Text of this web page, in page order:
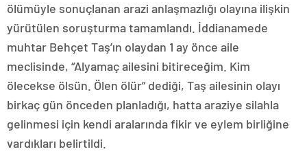
ölümüyle sonuçlanan arazi anlaşmazlığı olayına ilişkin
yürütülen soruşturma tamamlandı. İddianamede
muhtar Behçet Taş’ın olaydan 1 ay önce aile
meclisinde, “Alyamaç ailesini bitireceğim. Kim
ölecekse ölsün. Ölen ölür” dediği, Taş ailesinin olayı
birkaç gün önceden planladığı, hatta araziye silahla
gelinmesi için kendi aralarında fikir ve eylem birliğine
vardıkları belirtildi.